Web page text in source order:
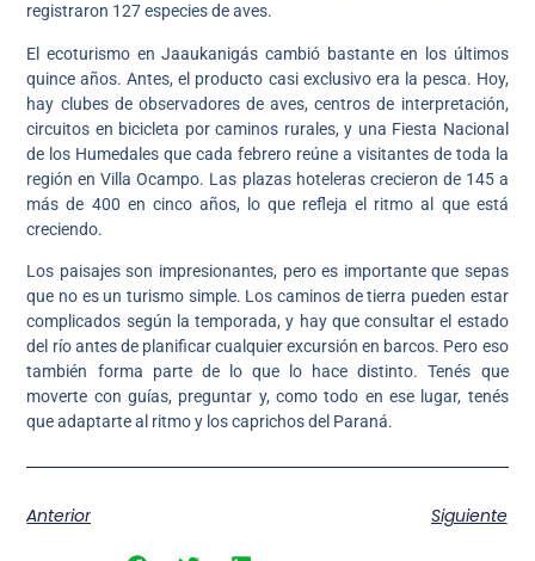
registraron 127 especies de aves.
El ecoturismo en Jaaukanigás cambió bastante en los últimos
quince años. Antes, el producto casi exclusivo era la pesca. Hoy,
hay clubes de observadores de aves, centros de interpretación,
circuitos en bicicleta por caminos rurales, y una Fiesta Nacional
de los Humedales que cada febrero reúne a visitantes de toda la
región en Villa Ocampo. Las plazas hoteleras crecieron de 145 a
más de 400 en cinco años, lo que refleja el ritmo al que está
creciendo.
Los paisajes son impresionantes, pero es importante que sepas
que no es un turismo simple. Los caminos de tierra pueden estar
complicados según la temporada, y hay que consultar el estado
del río antes de planificar cualquier excursión en barcos. Pero eso
también forma parte de lo que lo hace distinto. Tenés que
moverte con guías, preguntar y, como todo en ese lugar, tenés
que adaptarte al ritmo y los caprichos del Paraná.
Anterior Siguiente